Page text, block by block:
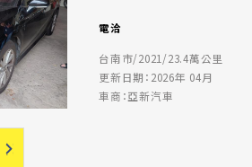
電洽
台南市/2021/23.4萬公里
更新日期：2026年 04月
車商：亞新汽車